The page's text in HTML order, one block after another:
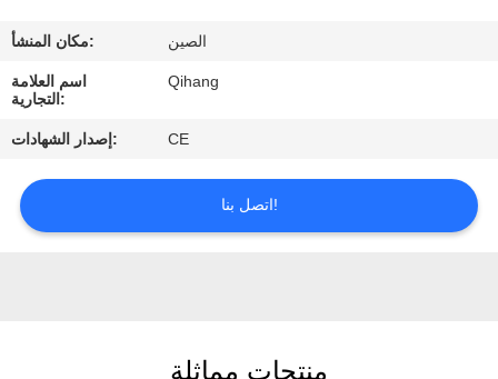
الجودة
اتصل
اطلب
مكان المنشأ: الصين
اسم العلامة
التجارية:
Qihang
إصدار الشهادات: CE
اتصل بنا!
منتجات مماثلة